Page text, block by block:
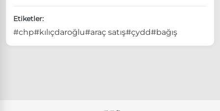
Etiketler:
#chp#kılıçdaroğlu#araç satış#çydd#bağış